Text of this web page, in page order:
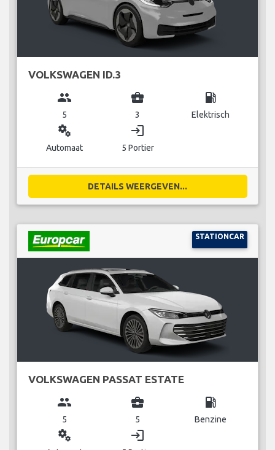
VOLKSWAGEN ID.3
group
5
business_center
3
local_gas_station
Elektrisch
miscellaneous_services
Automaat
login
5 Portier
DETAILS WEERGEVEN...
STATIONCAR
VOLKSWAGEN PASSAT ESTATE
group
5
business_center
5
local_gas_station
Benzine
miscellaneous_services login